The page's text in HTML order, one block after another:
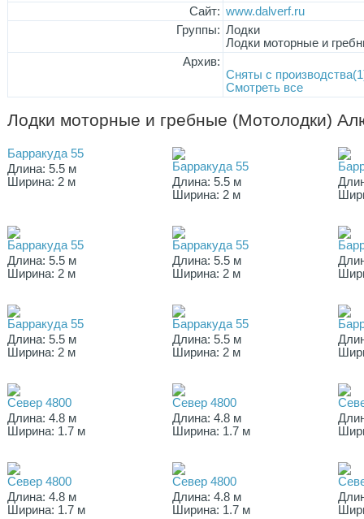
Сайт: www.dalverf.ru
Группы: Лодки
Лодки моторные и
Архив:
Сняты с
Смотреть все
Лодки моторные и гребные (Мотолодки)
Барракуда 55
Длина: 5.5 м
Ширина: 2 м
Барракуда 55
Длина: 5.5 м
Ширина: 2 м
Барракуда 55
Длина: 5.5 м
Ширина: 2 м
Барракуда 55
Длина: 5.5 м
Ширина: 2 м
Барракуда 55
Длина: 5.5 м
Ширина: 2 м
Барракуда 55
Длина: 5.5 м
Ширина: 2 м
Север 4800
Длина: 4.8 м
Ширина: 1.7 м
Север 4800
Длина: 4.8 м
Ширина: 1.7 м
Север 4800
Длина: 4.8 м
Ширина: 1.7 м
Север 4800
Длина: 4.8 м
Ширина: 1.7 м